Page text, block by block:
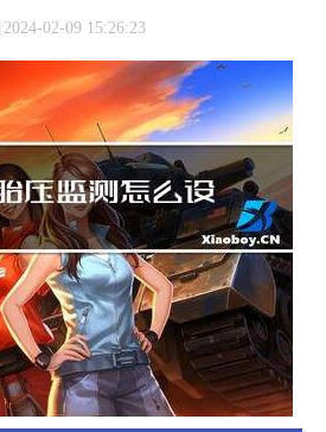
2024-02-09 15:26:23